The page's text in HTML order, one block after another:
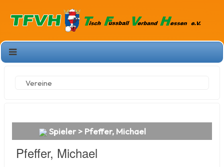
Vereine
Spieler > Pfeffer, Michael
Pfeffer, Michael